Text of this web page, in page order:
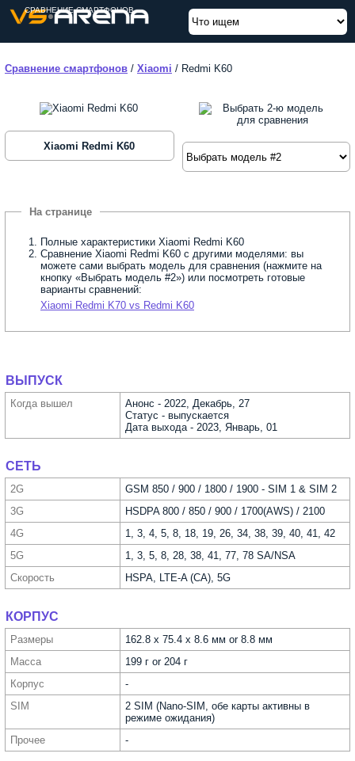
СРАВНЕНИЕ СМАРТФОНОВ
Сравнение смартфонов / Xiaomi / Redmi K60
Xiaomi Redmi K60
Полные характеристики Xiaomi Redmi K60
Сравнение Xiaomi Redmi K60 с другими моделями: вы
можете сами выбрать модель для сравнения (нажмите на
кнопку «Выбрать модель #2») или посмотреть готовые
варианты сравнений:
Xiaomi Redmi K70 vs Redmi K60
ВЫПУСК
Когда вышел
Анонс - 2022, Декабрь, 27
Статус - выпускается
Дата выхода - 2023, Январь, 01
СЕТЬ
2G
GSM 850 / 900 / 1800 / 1900 - SIM 1 & SIM 2
3G
HSDPA 800 / 850 / 900 / 1700(AWS) / 2100
4G
1, 3, 4, 5, 8, 18, 19, 26, 34, 38, 39, 40, 41, 42
5G
1, 3, 5, 8, 28, 38, 41, 77, 78 SA/NSA
Скорость
HSPA, LTE-A (CA), 5G
КОРПУС
Размеры
162.8 x 75.4 x 8.6 мм or 8.8 мм
Масса
199 г or 204 г
Корпус
-
SIM
2 SIM (Nano-SIM, обе карты активны в
режиме ожидания)
Прочее
-